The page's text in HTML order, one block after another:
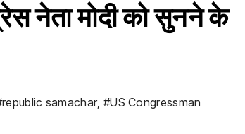
नेता मोदी को सुनने के
samachar, #US Congressman